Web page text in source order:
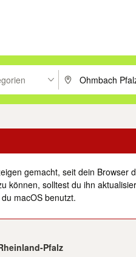
oder Vorschläge mit den
PLZ oder Ort
gemacht, seit dein Browser
können, solltest du ihn
macOS benutzt.
Pfalz